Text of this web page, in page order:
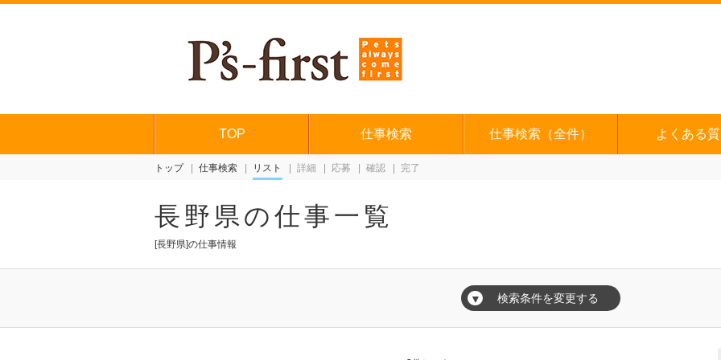
TOP 仕事検索 仕事検索（全件） よくある
トップ 仕事検索 リスト 詳細 応募 確認 完了
長野県の仕事一覧
[長野県]の仕事情報
▼ 検索条件を変更する